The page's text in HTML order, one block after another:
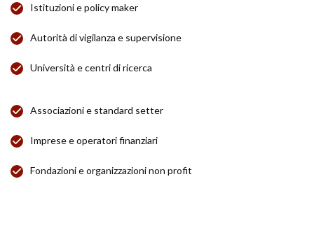
Istituzioni e policy maker
Autorità di vigilanza e supervisione
Università e centri di ricerca
Associazioni e standard setter
Imprese e operatori finanziari
Fondazioni e organizzazioni non profit